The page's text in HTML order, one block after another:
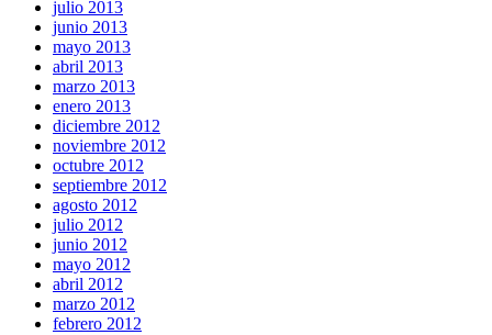
julio 2013
junio 2013
mayo 2013
abril 2013
marzo 2013
enero 2013
diciembre 2012
noviembre 2012
octubre 2012
septiembre 2012
agosto 2012
julio 2012
junio 2012
mayo 2012
abril 2012
marzo 2012
febrero 2012